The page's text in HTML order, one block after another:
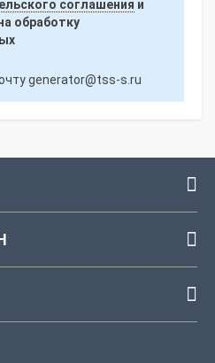
соглашения и
обработку
generator@tss-s.ru